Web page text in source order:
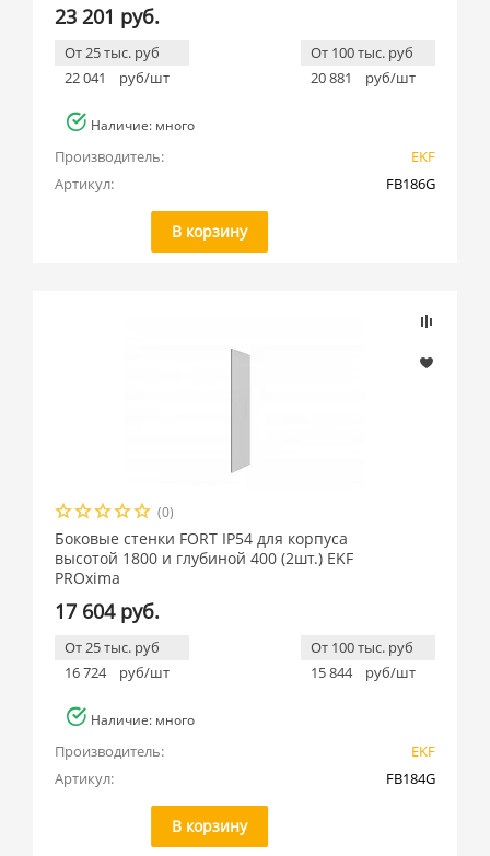
23 201 руб.
От 25 тыс. руб
22 041
руб/шт
От 100 тыс. руб
20 881
руб/шт
Наличие: много
Производитель:
EKF
Артикул:
FB186G
В корзину
(0)
Боковые стенки FORT IP54 для корпуса
высотой 1800 и глубиной 400 (2шт.) EKF
PROxima
17 604 руб.
От 25 тыс. руб
16 724
руб/шт
От 100 тыс. руб
15 844
руб/шт
Наличие: много
Производитель:
EKF
Артикул:
FB184G
В корзину